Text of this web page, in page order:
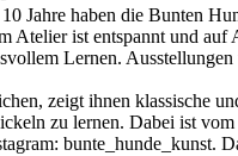
Jahre haben die Bunten
Atelier ist entspannt und
Lernen.
zeigt ihnen klassische
zu lernen. Dabei ist
bunte_hunde_kunst.